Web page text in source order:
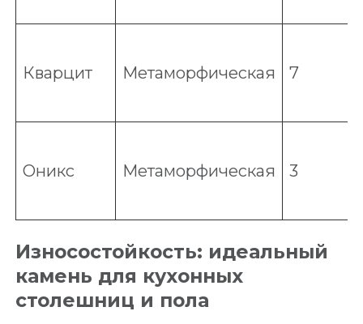
Кварцит Метаморфическая 7
Оникс Метаморфическая 3
Износостойкость: идеальный
камень для кухонных
столешниц и пола